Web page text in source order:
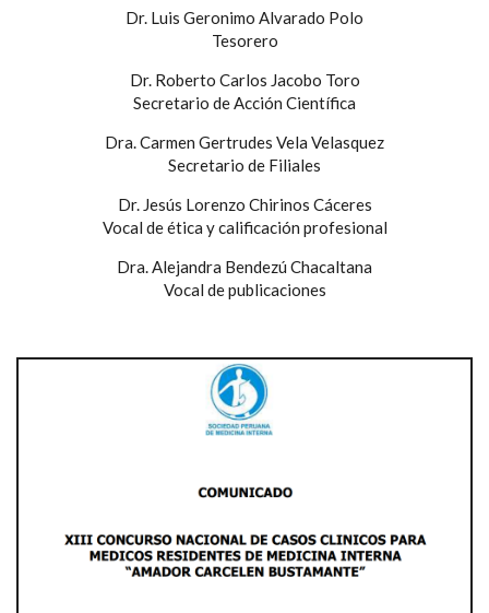
Dr. Luis Geronimo Alvarado Polo
Tesorero
Dr. Roberto Carlos Jacobo Toro
Secretario de Acción Científica
Dra. Carmen Gertrudes Vela Velasquez
Secretario de Filiales
Dr. Jesús Lorenzo Chirinos Cáceres
Vocal de ética y calificación profesional
Dra. Alejandra Bendezú Chacaltana
Vocal de publicaciones